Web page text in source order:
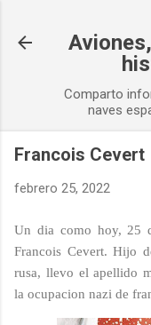
Comparto
naves
Francois Cevert
febrero 25, 2022
Un dia como hoy, 25
Francois Cevert. Hijo
rusa, llevo el apellido
la ocupacion nazi de